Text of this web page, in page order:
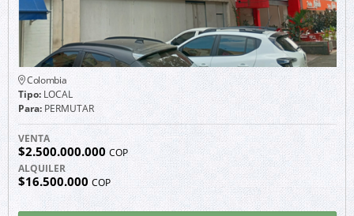
Colombia
Tipo:LOCAL
Para:PERMUTAR
VENTA
$2.500.000.000COP
ALQUILER
$16.500.000 COP